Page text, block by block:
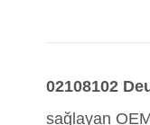
02108102
sağlayan